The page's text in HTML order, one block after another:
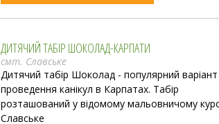
ДИТЯЧИЙ ТАБІР ШОКОЛАД-КАРПАТИ
смт. Славське
Дитячий табір Шоколад - популярний варіант
проведення канікул в Карпатах. Табір
розташований у відомому мальовничому
Славське